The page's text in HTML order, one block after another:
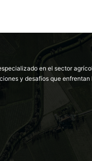
en el sector
y desafíos que